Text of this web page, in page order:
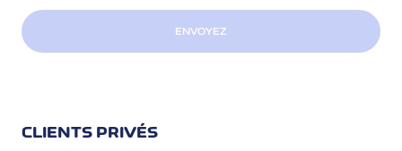
ENVOYEZ
CLIENTS PRIVÉS